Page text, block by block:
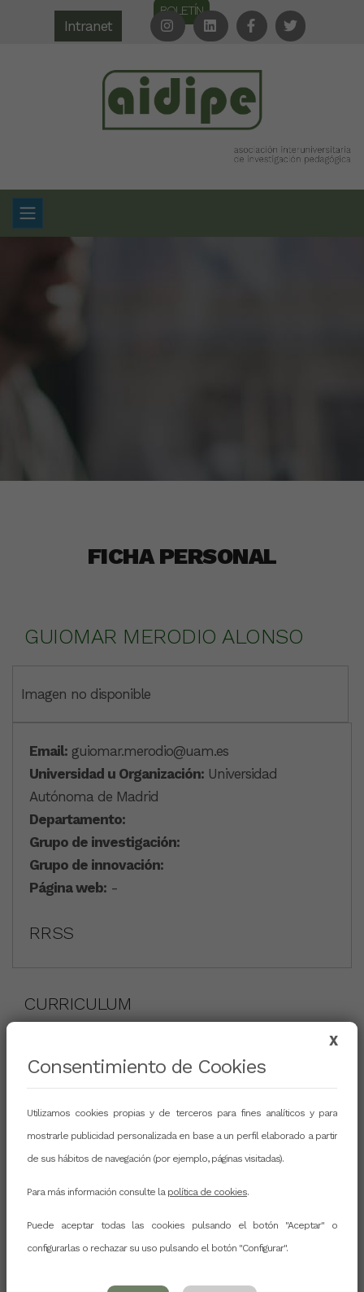
BOLETÍN
Intranet
FICHA PERSONAL
GUIOMAR MERODIO ALONSO
Imagen no disponible
Email: guiomar.merodio@uam.es
Universidad u Organización: Universidad
Autónoma de Madrid
Departamento:
Grupo de investigación:
Grupo de innovación:
Página web: -
RRSS
CURRICULUM
X
Consentimiento de Cookies
Utilizamos cookies propias y de terceros para fines analíticos y para
mostrarle publicidad personalizada en base a un perfil elaborado a partir
de sus hábitos de navegación (por ejemplo, páginas visitadas).
Para más información consulte la política de cookies.
Puede aceptar todas las cookies pulsando el botón "Aceptar" o
configurarlas o rechazar su uso pulsando el botón "Configurar".